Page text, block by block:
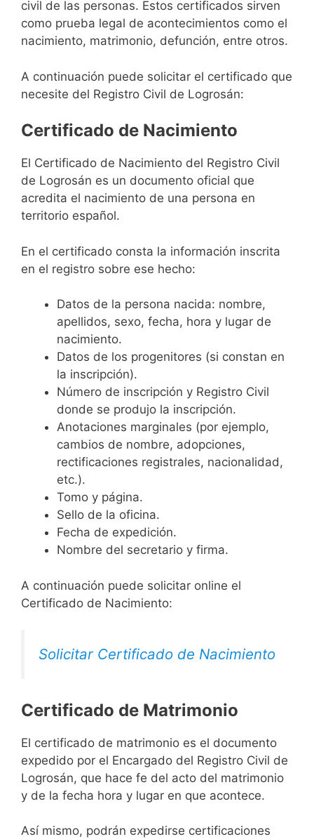
civil de las personas. Estos certificados sirven
como prueba legal de acontecimientos como el
nacimiento, matrimonio, defunción, entre otros.
A continuación puede solicitar el certificado que
necesite del Registro Civil de Logrosán:
Certificado de Nacimiento
El Certificado de Nacimiento del Registro Civil
de Logrosán es un documento oficial que
acredita el nacimiento de una persona en
territorio español.
En el certificado consta la información inscrita
en el registro sobre ese hecho:
Datos de la persona nacida: nombre,
apellidos, sexo, fecha, hora y lugar de
nacimiento.
Datos de los progenitores (si constan en
la inscripción).
Número de inscripción y Registro Civil
donde se produjo la inscripción.
Anotaciones marginales (por ejemplo,
cambios de nombre, adopciones,
rectificaciones registrales, nacionalidad,
etc.).
Tomo y página.
Sello de la oficina.
Fecha de expedición.
Nombre del secretario y firma.
A continuación puede solicitar online el
Certificado de Nacimiento:
Solicitar Certificado de Nacimiento
Certificado de Matrimonio
El certificado de matrimonio es el documento
expedido por el Encargado del Registro Civil de
Logrosán, que hace fe del acto del matrimonio
y de la fecha hora y lugar en que acontece.
Así mismo, podrán expedirse certificaciones